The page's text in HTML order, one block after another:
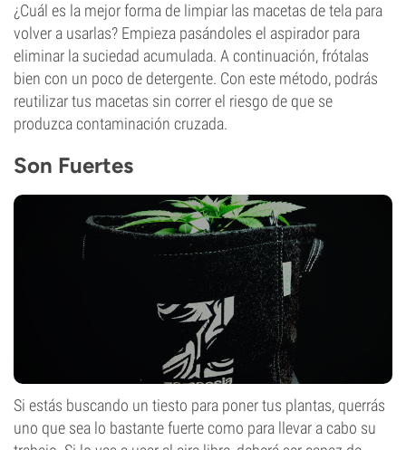
¿Cuál es la mejor forma de limpiar las macetas de tela para
volver a usarlas? Empieza pasándoles el aspirador para
eliminar la suciedad acumulada. A continuación, frótalas
bien con un poco de detergente. Con este método, podrás
reutilizar tus macetas sin correr el riesgo de que se
produzca contaminación cruzada.
Son Fuertes
Si estás buscando un tiesto para poner tus plantas, querrás
uno que sea lo bastante fuerte como para llevar a cabo su